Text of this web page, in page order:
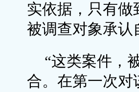
实依据，只有
被调查对象承认
“这类案件，
合。在第一次对